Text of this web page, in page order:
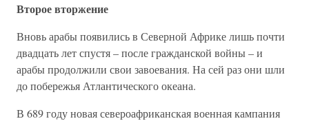
Второе вторжение
Вновь арабы появились в Северной Африке лишь почти
двадцать лет спустя – после гражданской войны – и
арабы продолжили свои завоевания. На сей раз они шли
до побережья Атлантического океана.
В 689 году новая североафриканская военная кампания